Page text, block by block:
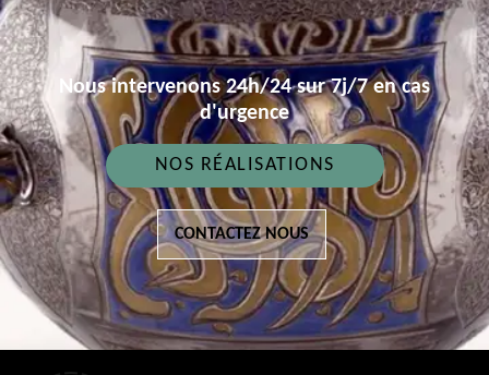
Nous intervenons 24h/24 sur 7j/7 en cas
d'urgence
NOS RÉALISATIONS
CONTACTEZ NOUS